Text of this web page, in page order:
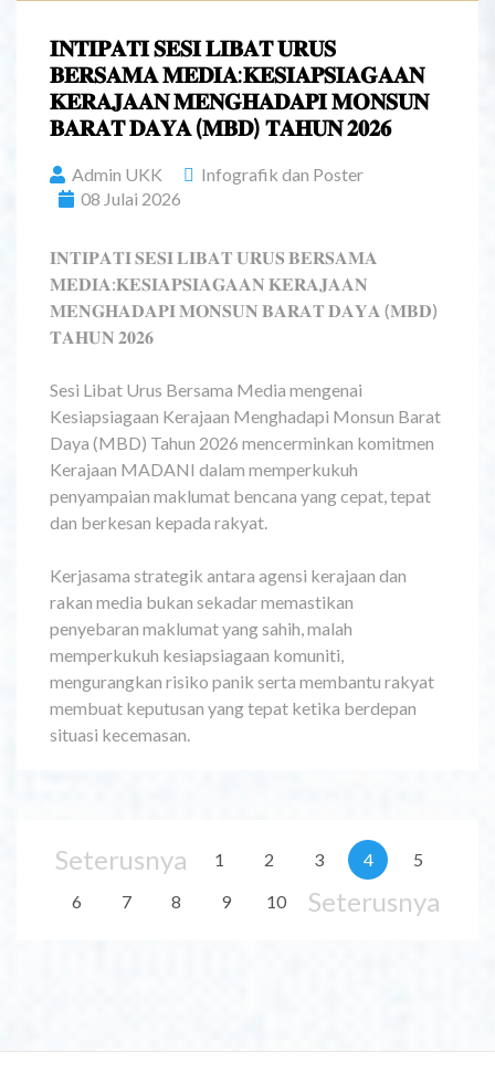
𝐈𝐍𝐓𝐈𝐏𝐀𝐓𝐈 𝐒𝐄𝐒𝐈 𝐋𝐈𝐁𝐀𝐓 𝐔𝐑𝐔𝐒
𝐁𝐄𝐑𝐒𝐀𝐌𝐀 𝐌𝐄𝐃𝐈𝐀:𝐊𝐄𝐒𝐈𝐀𝐏𝐒𝐈𝐀𝐆𝐀𝐀𝐍
𝐊𝐄𝐑𝐀𝐉𝐀𝐀𝐍 𝐌𝐄𝐍𝐆𝐇𝐀𝐃𝐀𝐏𝐈 𝐌𝐎𝐍𝐒𝐔𝐍
𝐁𝐀𝐑𝐀𝐓 𝐃𝐀𝐘𝐀 (𝐌𝐁𝐃) 𝐓𝐀𝐇𝐔𝐍 𝟐𝟎𝟐𝟔
Admin UKK
Infografik dan Poster
08 Julai 2026
𝐈𝐍𝐓𝐈𝐏𝐀𝐓𝐈 𝐒𝐄𝐒𝐈 𝐋𝐈𝐁𝐀𝐓 𝐔𝐑𝐔𝐒 𝐁𝐄𝐑𝐒𝐀𝐌𝐀
𝐌𝐄𝐃𝐈𝐀:𝐊𝐄𝐒𝐈𝐀𝐏𝐒𝐈𝐀𝐆𝐀𝐀𝐍 𝐊𝐄𝐑𝐀𝐉𝐀𝐀𝐍
𝐌𝐄𝐍𝐆𝐇𝐀𝐃𝐀𝐏𝐈 𝐌𝐎𝐍𝐒𝐔𝐍 𝐁𝐀𝐑𝐀𝐓 𝐃𝐀𝐘𝐀 (𝐌𝐁𝐃)
𝐓𝐀𝐇𝐔𝐍 𝟐𝟎𝟐𝟔
Sesi Libat Urus Bersama Media mengenai
Kesiapsiagaan Kerajaan Menghadapi Monsun Barat
Daya (MBD) Tahun 2026 mencerminkan komitmen
Kerajaan MADANI dalam memperkukuh
penyampaian maklumat bencana yang cepat, tepat
dan berkesan kepada rakyat.
Kerjasama strategik antara agensi kerajaan dan
rakan media bukan sekadar memastikan
penyebaran maklumat yang sahih, malah
memperkukuh kesiapsiagaan komuniti,
mengurangkan risiko panik serta membantu rakyat
membuat keputusan yang tepat ketika berdepan
situasi kecemasan.
Seterusnya 1 2 3 4
5
6
7 8 9 10 Seterusnya